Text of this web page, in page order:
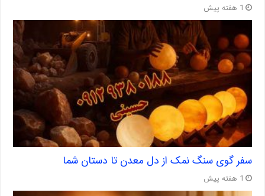
1 هفته پیش
سفر گوی سنگ نمک از دل معدن تا دستان شما
1 هفته پیش